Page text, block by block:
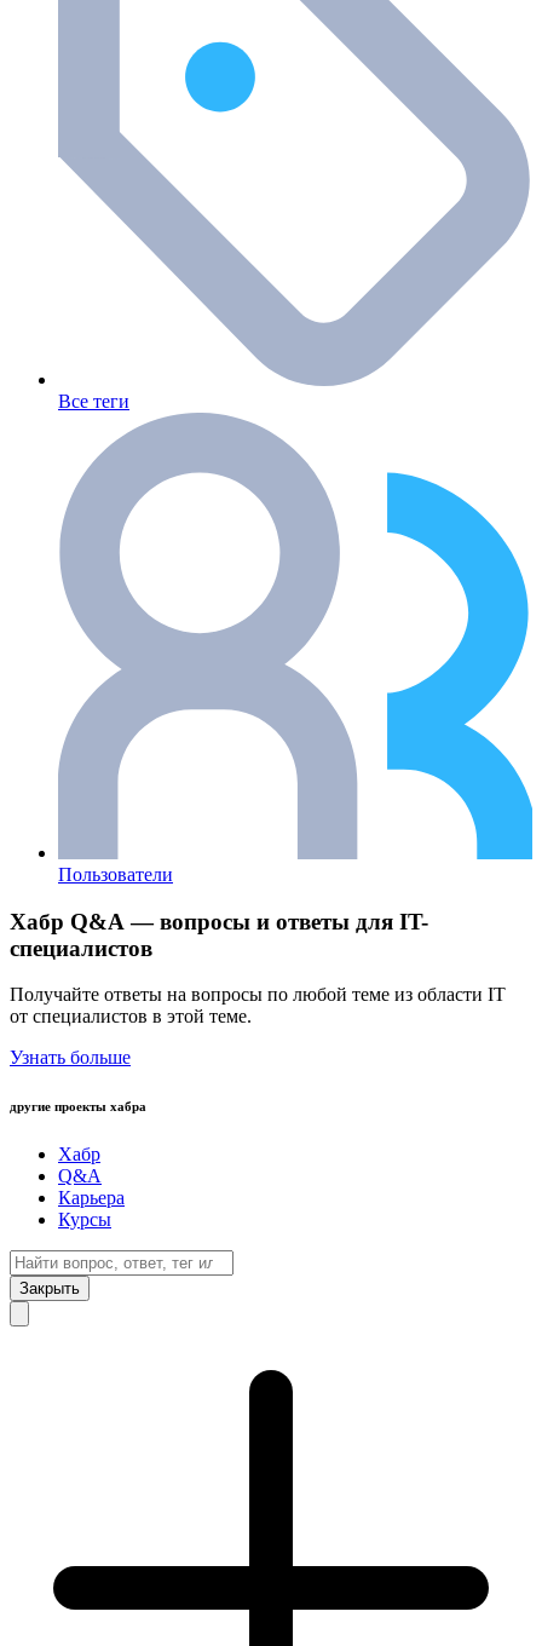
Все теги
Пользователи
Хабр Q&A — вопросы и ответы для IT-
специалистов
Получайте ответы на вопросы по любой теме из области IT
от специалистов в этой теме.
Узнать больше
другие проекты хабра
Хабр
Q&A
Карьера
Курсы
Закрыть